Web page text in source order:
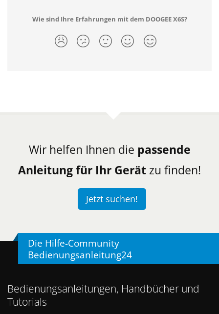
Wie sind Ihre Erfahrungen mit dem DOOGEE X6S?
Wir helfen Ihnen die passende
Anleitung für Ihr Gerät zu finden!
Jetzt suchen!
Die Hilfe-Community
Bedienungsanleitung24
Bedienungsanleitungen, Handbücher und
Tutorials